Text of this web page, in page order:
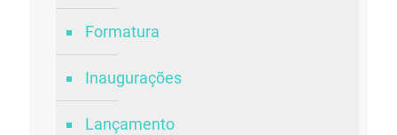
Formatura
Inaugurações
Lançamento